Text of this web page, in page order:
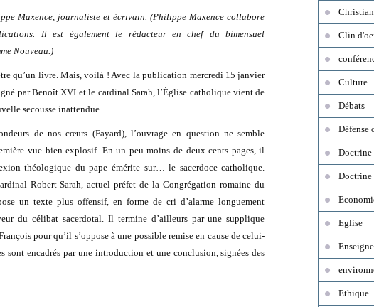
Maxence, journaliste et écrivain. (Philippe Maxence collabore
Il est également le rédacteur en chef du bimensuel
Nouveau.)
qu’un livre. Mais, voilà ! Avec la publication mercredi 15 janvier
par Benoît XVI et le cardinal Sarah, l’Église catholique vient de
secousse inattendue.
de nos cœurs (Fayard), l’ouvrage en question ne semble
vue bien explosif. En un peu moins de deux cents pages, il
théologique du pape émérite sur… le sacerdoce catholique.
Robert Sarah, actuel préfet de la Congrégation romaine du
un texte plus offensif, en forme de cri d’alarme longuement
du célibat sacerdotal. Il termine d’ailleurs par une supplique
pour qu’il s’oppose à une possible remise en cause de celui-
sont encadrés par une introduction et une conclusion, signées des
Clin
Culture
Débats
Défense
Doctrine
Doctrine
Eglise
Ethique